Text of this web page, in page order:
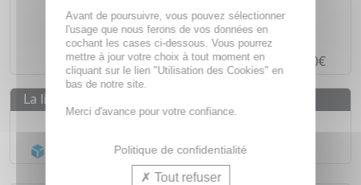
Des prix IMBATTABLES
Paiement en ligneSÉCURISÉ
Paiement en4 fois sans fraisà partir de 30€
La livraison
Acheminement Chronoposten 24h*
Avant de poursuivre, vous pouvez sélectionner
l'usage que nous ferons de vos données en
cochant les cases ci-dessous. Vous pourrez
mettre à jour votre choix à tout moment en
cliquant sur le lien "Utilisation des Cookies" en
bas de notre site.
Merci d'avance pour votre confiance.
Politique de confidentialité
Tout refuser